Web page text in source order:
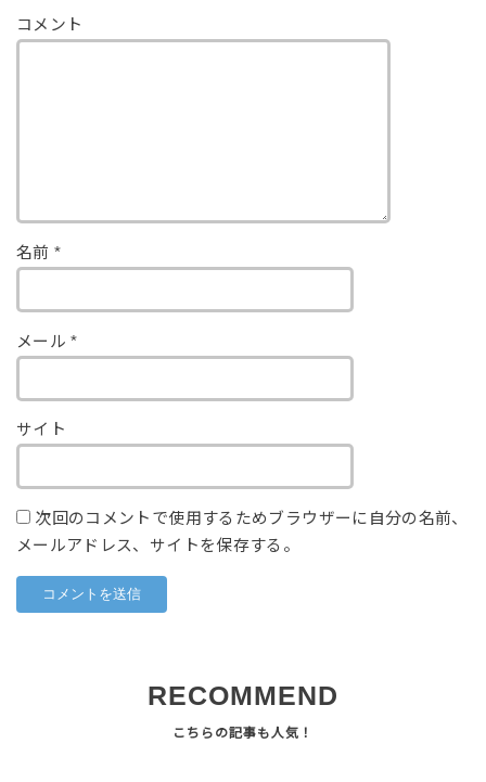
コメント
名前 *
メール*
サイト
次回のコメントで使用するためブラウザーに自分の名前、
メールアドレス、サイトを保存する。
RECOMMEND